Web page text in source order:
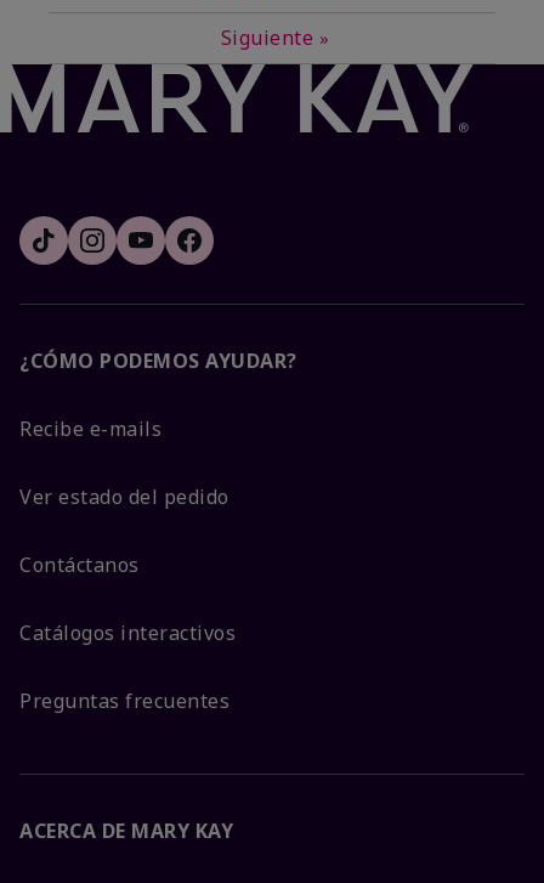
Siguiente »
¿CÓMO PODEMOS AYUDAR?
Recibe e-mails
Ver estado del pedido
Contáctanos
Catálogos interactivos
Preguntas frecuentes
ACERCA DE MARY KAY